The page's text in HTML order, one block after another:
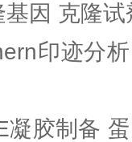
基因 克隆
印迹分
凝胶制备